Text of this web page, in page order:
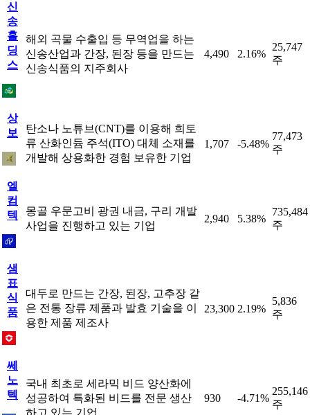
신
송
홀
딩
스
해외 곡물 수출입 등 무역업을 하는
신송산업과 간장, 된장 등을 만드는
신송식품의 지주회사
4,490 2.16%
25,747
주
상
보
탄소나 노튜브(CNT)를 이용해 희토
류 산화인듐 주석(ITO) 대체 소재를
개발해 상용화한 경험 보유한 기업
1,707 -5.48%
77,473
주
엘
컴
텍
몽골 우문고비 광권 내금, 구리 개발
사업을 진행하고 있는 기업
2,940 5.38%
735,484
주
샘
표
식
품
대두로 만드는 간장, 된장, 고추장 같
은 전통 장류 제품과 발효 기술을 이
용한 제품 제조사
23,300 2.19%
5,836
주
쎄
노
텍
국내 최초로 세라믹 비드 양산화에
성공하여 특화된 비드를 전문 생산
하고 있는 기업
930 -4.71%
255,146
주